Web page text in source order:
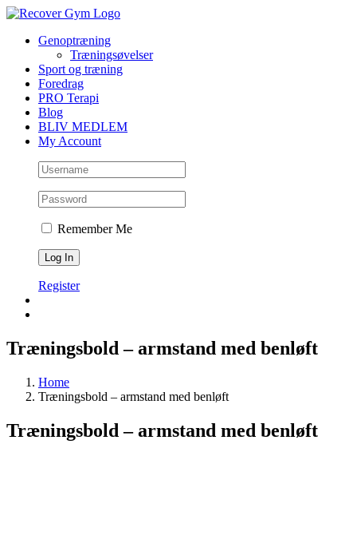
Skip
contentGenoptræning
Træningsøvelser
Sport og træning
Foredrag
PRO Terapi
Blog
BLIV MEDLEM
My Account
Remember Me
Register
Træningsbold – armstand med benløft
Home
Træningsbold – armstand med benløft
Træningsbold – armstand med benløft